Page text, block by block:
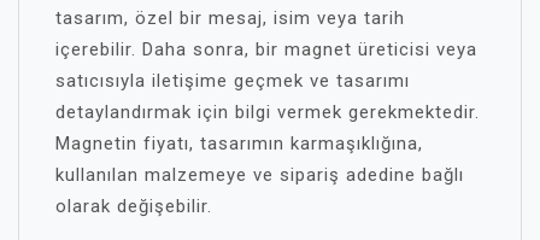
tasarım, özel bir mesaj, isim veya tarih
içerebilir. Daha sonra, bir magnet üreticisi veya
satıcısıyla iletişime geçmek ve tasarımı
detaylandırmak için bilgi vermek gerekmektedir.
Magnetin fiyatı, tasarımın karmaşıklığına,
kullanılan malzemeye ve sipariş adedine bağlı
olarak değişebilir.